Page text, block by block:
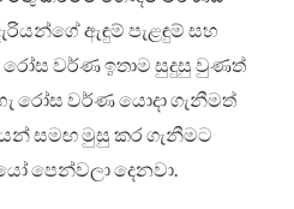
ඇඳුම් පැළඳුම් සහ
රෝස වර්ණ ඉතාම සුදුසු වුණත්
රෝස වර්ණ යොදා ගැනීමත්
සමඟ මුසු කර ගැනීමට
පෙන්වලා දෙනවා.